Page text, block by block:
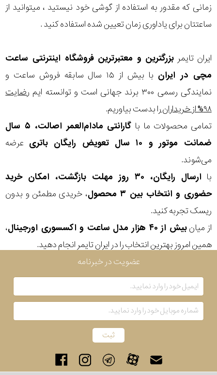
زمانی که مقدور به استفاده از گوشی خود نیستید ، میتوانید از
ساعتتان برای یاداوری زمان تعیین شده استفاده کنید .
ایران تایمر بزرگترین و معتبرترین فروشگاه اینترنتی ساعت
مچی در ایران
با بیش از ۱۵ سال سابقه فروش ساعت و
نمایندگی رسمی ۳۰۰ برند جهانی است و توانسته ایم
رضایت
۹۸% از خریداران
را بدست بیاوریم.
تمامی محصولات ما با
گارانتی مادام‌العمر اصالت، ۵ سال
ضمانت موتور و ۱۰ سال تعویض رایگان باتری
عرضه
می‌شوند.
با
ارسال رایگان، ۳۰ روز مهلت بازگشت، امکان خرید
حضوری و انتخاب بین ۳ محصول
، خریدی مطمئن و بدون
ریسک تجربه کنید.
از میانبیش از ۴۰ هزار مدل ساعت و اکسسوری اورجینال
،
همین امروز بهترین انتخاب را در ایران تایمر انجام دهید.
مقاوم
برابر
آب
شکل
ویژگی
زنگ
بیشتر...
نوع
بکار
رفته
در
عضویت در خبرنامه